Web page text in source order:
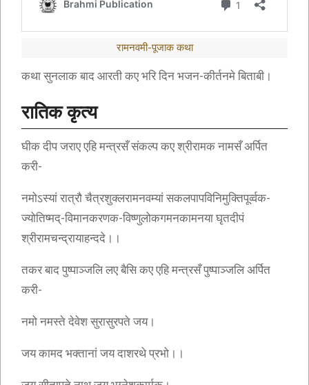
रामनवमी-पूजाक कथा
कथा सुनलाक बाद आरती कए भरि दिन भजन-कीर्तनमे बिताबी।
रातिक कृत्य
घीक दीप जराए एहि मन्त्रसँ संकल्प कए श्रीरामक नामसँ अर्पित
करी-
नमोऽस्यां रात्रौ चैत्रशुक्लरामनवम्यां सकलपापविनिमुक्तिपूर्व्वक-
ज्योतिष्मद्-विमानकरणक-विष्णुलोकगमनकामनया घृतदीपं
श्रीरामचन्द्रायाहन्ददे।।
तकर बाद पुष्पाञ्जलि लए बैसि कए एहि मन्त्रसँ पुष्पाञ्जलि अर्पित
करी-
नमो नमस्ते देवेश सुरासुरपते जय।
जय कामद भक्तानां जय दाशरथे प्रभो।।